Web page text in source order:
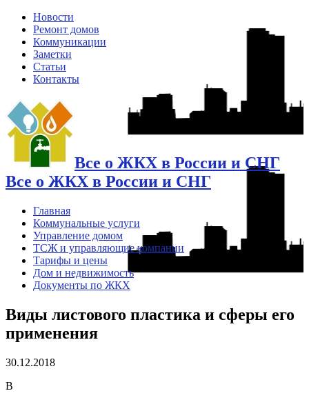
Новости
Ремонт домов
Коммуникации
Заметки
Статьи
Контакты
Все о ЖКХ в России и СНГ
Все о ЖКХ в России и СНГ
Главная
Коммунальные услуги
Управление домом
ТСЖ и управляющие компании
Тарифы и цены
Дом и недвижимость
Документы по ЖКХ
Виды листового пластика и сферы его
применения
30.12.2018
В